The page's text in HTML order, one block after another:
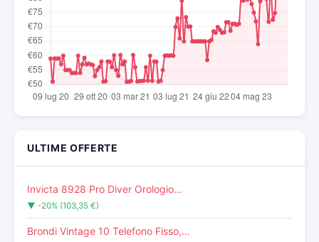
ULTIME OFFERTE
Invicta 8928 Pro Diver Orologio…
▼ -20% (103,35 €)
Brondi Vintage 10 Telefono Fisso,…